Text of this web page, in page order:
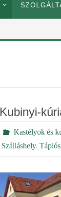
Kubinyi-
Kastélyok és
Szálláshely,